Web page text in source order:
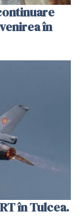
în
în Tulcea.